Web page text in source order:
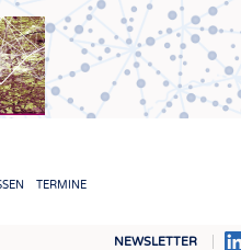
TERMINE
NEWSLETTER